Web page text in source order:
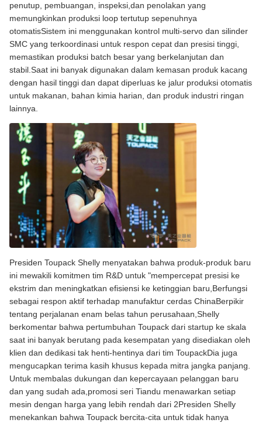
penutup, pembuangan, inspeksi,dan penolakan yang
memungkinkan produksi loop tertutup sepenuhnya
otomatisSistem ini menggunakan kontrol multi-servo dan silinder
SMC yang terkoordinasi untuk respon cepat dan presisi tinggi,
memastikan produksi batch besar yang berkelanjutan dan
stabil.Saat ini banyak digunakan dalam kemasan produk kacang
dengan hasil tinggi dan dapat diperluas ke jalur produksi otomatis
untuk makanan, bahan kimia harian, dan produk industri ringan
lainnya.
Presiden Toupack Shelly menyatakan bahwa produk-produk baru
ini mewakili komitmen tim R&D untuk "mempercepat presisi ke
ekstrim dan meningkatkan efisiensi ke ketinggian baru,Berfungsi
sebagai respon aktif terhadap manufaktur cerdas ChinaBerpikir
tentang perjalanan enam belas tahun perusahaan,Shelly
berkomentar bahwa pertumbuhan Toupack dari startup ke skala
saat ini banyak berutang pada kesempatan yang disediakan oleh
klien dan dedikasi tak henti-hentinya dari tim ToupackDia juga
mengucapkan terima kasih khusus kepada mitra jangka panjang.
Untuk membalas dukungan dan kepercayaan pelanggan baru
dan yang sudah ada,promosi seri Tiandu menawarkan setiap
mesin dengan harga yang lebih rendah dari 2Presiden Shelly
menekankan bahwa Toupack bercita-cita untuk tidak hanya